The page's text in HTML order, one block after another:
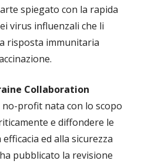
spiegato con la rapida
virus influenzali che li
risposta immunitaria
Collaboration
profit nata con lo scopo
e diffondere le
ed alla sicurezza
pubblicato la revisione